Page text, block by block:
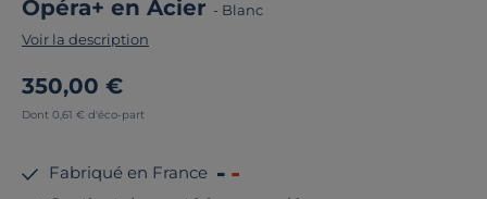
Opéra+ en Acier - Blanc
Voir la description
350,00 €
Dont 0,61 € d'éco-part
Fabriqué en France